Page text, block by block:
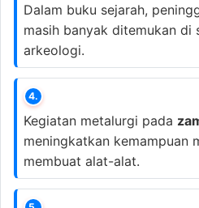
Dalam buku sejarah,
masih banyak ditemukan di
arkeologi.
4.
Kegiatan metalurgi pada
meningkatkan kemampuan
membuat alat-alat.